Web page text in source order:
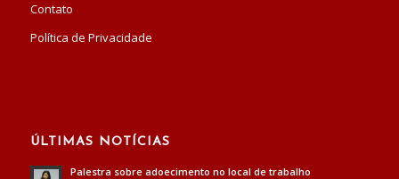
Contato
Política de Privacidade
ÚLTIMAS NOTÍCIAS
Palestra sobre adoecimento no local de trabalho